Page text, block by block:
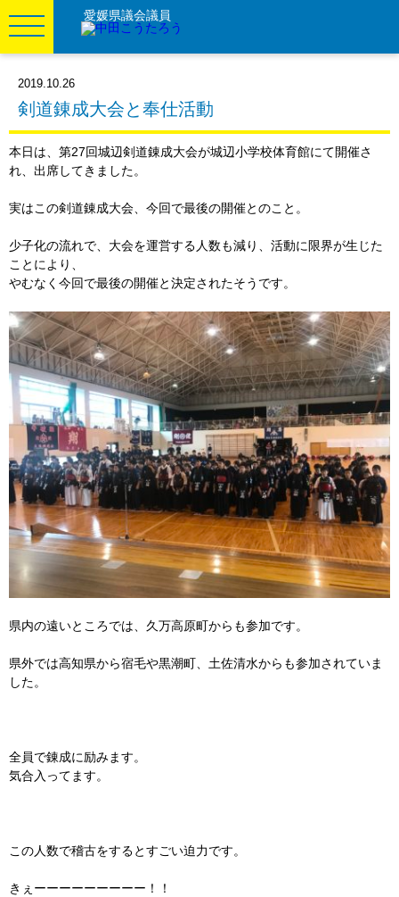
愛媛県議会議員
2019.10.26
剣道錬成大会と奉仕活動
本日は、第27回城辺剣道錬成大会が城辺小学校体育館にて開催さ
れ、出席してきました。
実はこの剣道錬成大会、今回で最後の開催とのこと。
少子化の流れで、大会を運営する人数も減り、活動に限界が生じた
ことにより、
やむなく今回で最後の開催と決定されたそうです。
県内の遠いところでは、久万高原町からも参加です。
県外では高知県から宿毛や黒潮町、土佐清水からも参加されていま
した。
全員で錬成に励みます。
気合入ってます。
この人数で稽古をするとすごい迫力です。
きぇーーーーーーーーー！！